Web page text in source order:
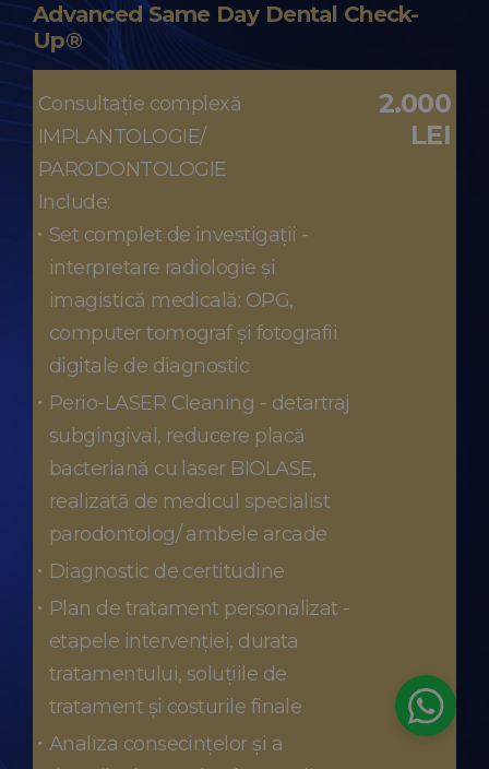
Advanced Same Day Dental Check-
Up®
Consultație complexă
IMPLANTOLOGIE/
PARODONTOLOGIE
Include:
Set complet de investigații -
interpretare radiologie și
imagistică medicală: OPG,
computer tomograf și fotografii
digitale de diagnostic
Perio-LASER Cleaning - detartraj
subgingival, reducere placă
bacteriană cu laser BIOLASE,
realizată de medicul specialist
parodontolog/ ambele arcade
Diagnostic de certitudine
Plan de tratament personalizat -
etapele intervenției, durata
tratamentului, soluțiile de
tratament și costurile finale
Analiza consecințelor și a
2.000
LEI